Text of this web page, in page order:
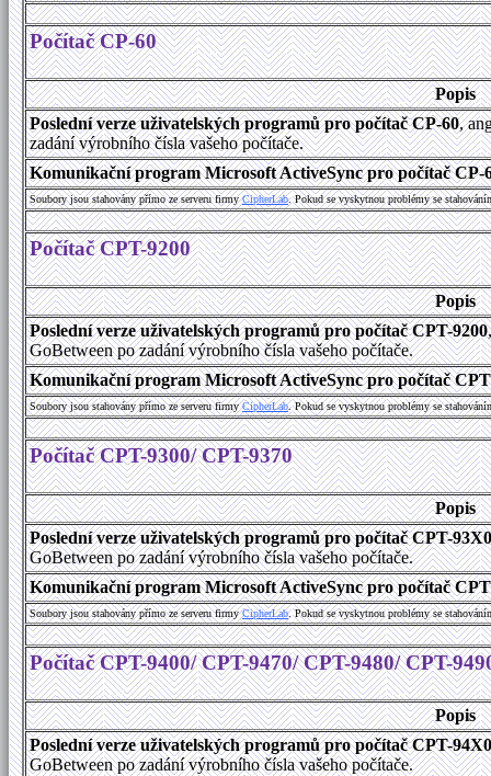
Počítač CP-60
Popis
Poslední verze uživatelských programů pro počítač CP-60,
zadání výrobního čísla vašeho počítače.
Komunikační program Microsoft ActiveSync pro počítač CP-
Soubory jsou stahovány přímo ze serveru firmyCipherLab. Pokud se vyskytnou problémy se
Počítač CPT-9200
Popis
Poslední verze uživatelských programů pro počítač CPT-9200
GoBetween po zadání výrobního čísla vašeho počítače.
Komunikační program Microsoft ActiveSync pro počítač
Soubory jsou stahovány přímo ze serveru firmyCipherLab. Pokud se vyskytnou problémy se
Počítač CPT-9300/ CPT-9370
Popis
Poslední verze uživatelských programů pro počítač CPT-93X0
GoBetween po zadání výrobního čísla vašeho počítače.
Komunikační program Microsoft ActiveSync pro počítač
Soubory jsou stahovány přímo ze serveru firmyCipherLab. Pokud se vyskytnou problémy se
Počítač CPT-9400/ CPT-9470/ CPT-9480/ CPT-
Popis
Poslední verze uživatelských programů pro počítač CPT-94X0
GoBetween po zadání výrobního čísla vašeho počítače.